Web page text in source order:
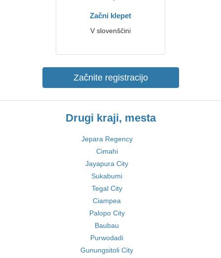
Začni klepet
V slovenščini
Začnite registracijo
Drugi kraji, mesta
Jepara Regency
Cimahi
Jayapura City
Sukabumi
Tegal City
Ciampea
Palopo City
Baubau
Purwodadi
Gunungsitoli City